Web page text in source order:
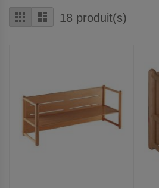
Grille Liste18 produit(s)